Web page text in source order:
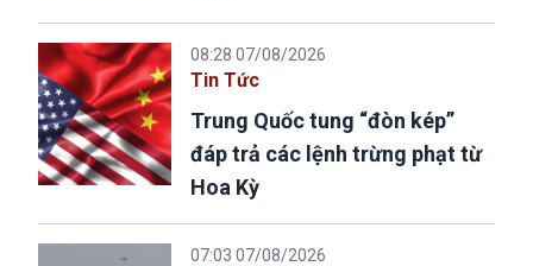
08:28 07/08/2026
Tin Tức
Trung Quốc tung “đòn kép”
đáp trả các lệnh trừng phạt từ
Hoa Kỳ
07:03 07/08/2026